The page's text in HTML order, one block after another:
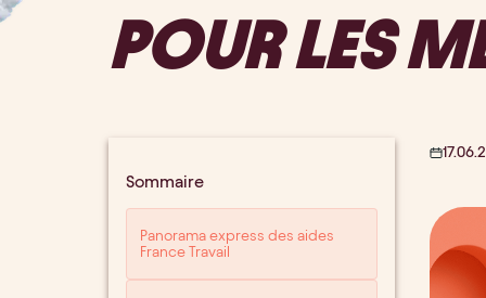
POUR LES
Sommaire
Panorama express des aides
France Travail